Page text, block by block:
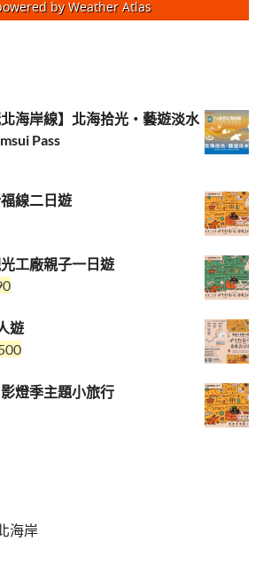
byWeather Atlas
北海岸線】北海拾光・藝遊淡水
Pass
線二日遊
工廠親子一日遊
遊
燈季主題小旅行
海岸